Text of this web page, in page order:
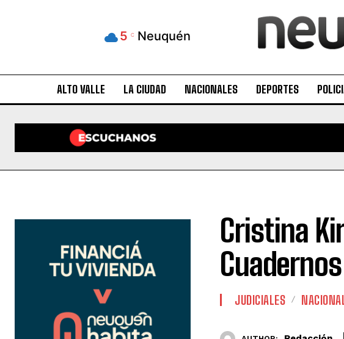
5 C Neuquén
ALTO VALLE LA CIUDAD NACIONALES DEPORTES
Cristina
Cuadernos
JUDICIALES